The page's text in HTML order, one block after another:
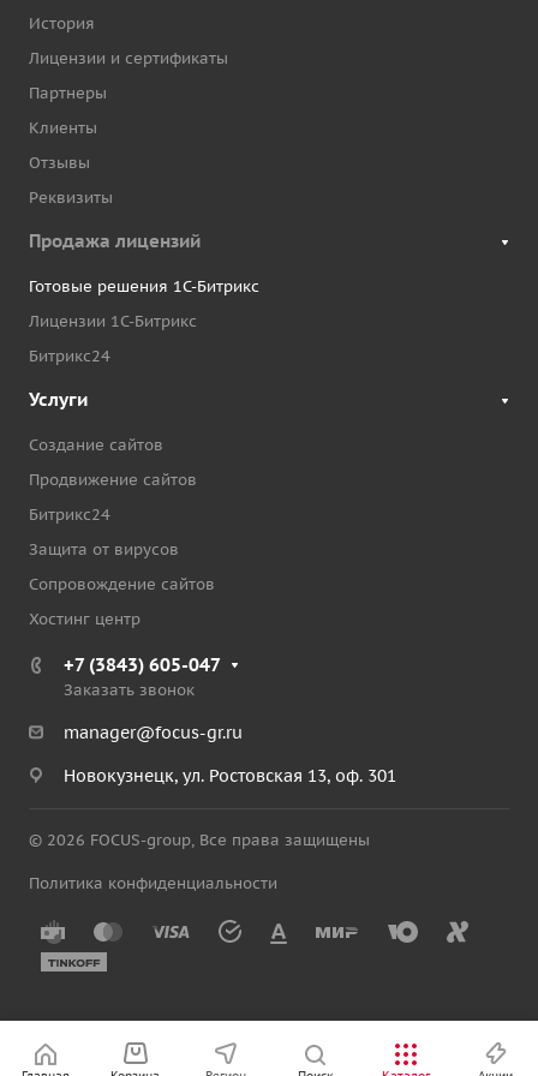
История
Лицензии и сертификаты
Партнеры
Клиенты
Отзывы
Реквизиты
Продажа лицензий
Готовые решения 1С-Битрикс
Лицензии 1С-Битрикс
Битрикс24
Услуги
Создание сайтов
Продвижение сайтов
Битрикс24
Защита от вирусов
Сопровождение сайтов
Хостинг центр
+7 (3843) 605-047
Заказать звонок
manager@focus-gr.ru
Новокузнецк, ул. Ростовская 13, оф. 301
© 2026 FOCUS-group, Все права защищены
Политика конфиденциальности